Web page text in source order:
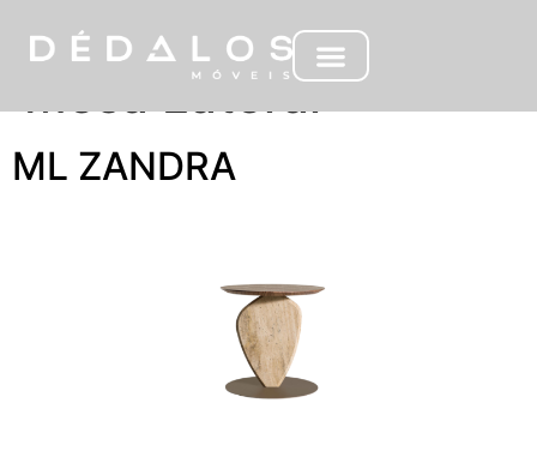
Tipo de Objeto:
Mesa Lateral
ML ZANDRA